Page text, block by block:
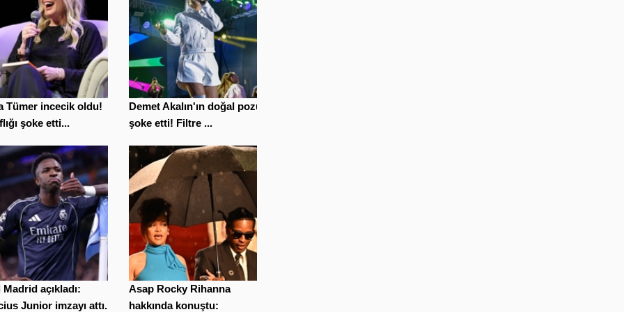
Tümer incecik oldu!
şoke etti...
Demet Akalın'ın doğal pozu
şoke etti! Filtre ...
Madrid açıkladı:
Junior imzayı attı...
Asap Rocky Rihanna
hakkında konuştu: